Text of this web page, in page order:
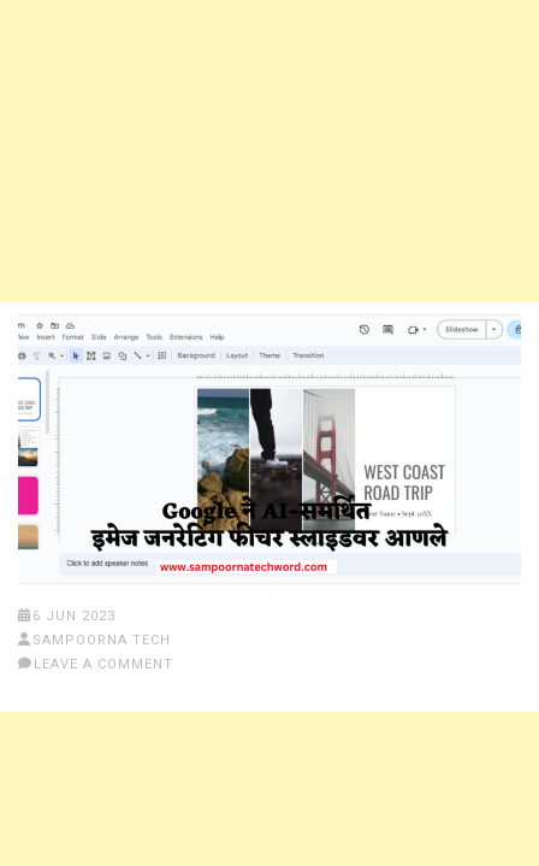
6 JUN 2023
SAMPOORNA TECH
LEAVE A COMMENT